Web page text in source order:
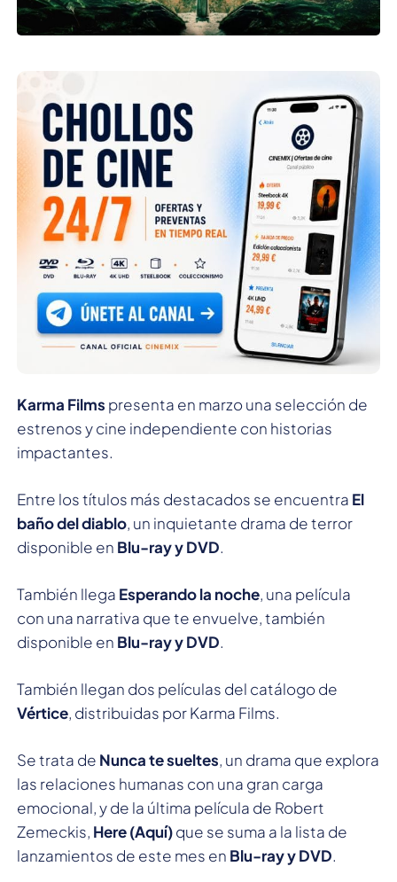
Karma Films presenta en marzo una selección de
estrenos y cine independiente con historias
impactantes.
Entre los títulos más destacados se encuentra El
baño del diablo, un inquietante drama de terror
disponible en Blu-ray y DVD.
También llega Esperando la noche, una película
con una narrativa que te envuelve, también
disponible en Blu-ray y DVD.
También llegan dos películas del catálogo de
Vértice, distribuidas por Karma Films.
Se trata de Nunca te sueltes, un drama que explora
las relaciones humanas con una gran carga
emocional, y de la última película de Robert
Zemeckis, Here (Aquí)que se suma a la lista de
lanzamientos de este mes en Blu-ray y DVD.